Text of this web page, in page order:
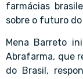
farmácias
sobre o futuro
Mena Barreto
Abrafarma, que
do Brasil,